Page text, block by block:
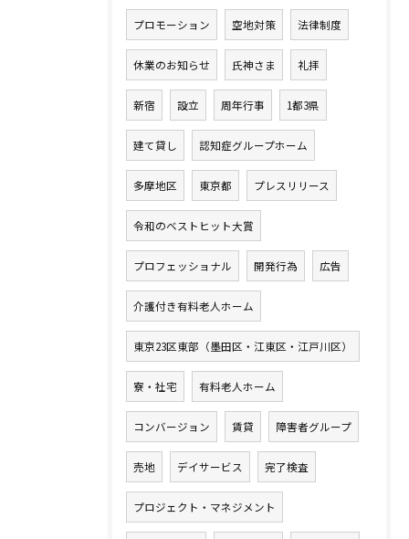
プロモーション 空地対策 法律制度
休業のお知らせ 氏神さま 礼拝
新宿 設立 周年行事 1都3県
建て貸し 認知症グループホーム
多摩地区 東京都 プレスリリース
令和のベストヒット大賞
プロフェッショナル 開発行為 広告
介護付き有料老人ホーム
東京23区東部（墨田区・江東区・江戸川区）
寮・社宅 有料老人ホーム
コンバージョン 賃貸 障害者グループ
売地 デイサービス 完了検査
プロジェクト・マネジメント